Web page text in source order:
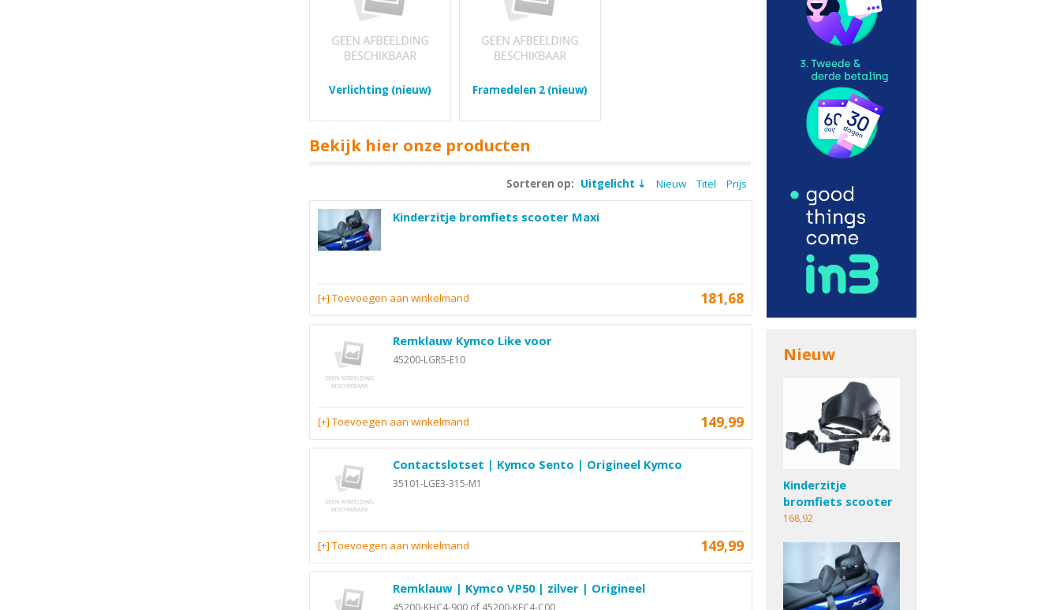
Verlichting (nieuw) Framedelen 2 (nieuw)
Bekijk hier onze producten
Sorteren op: Uitgelicht Nieuw Titel Prijs
Kinderzitje bromfiets scooter Maxi
181,68
[+] Toevoegen aan winkelmand
Remklauw Kymco Like voor
45200-LGR5-E10
149,99
[+] Toevoegen aan winkelmand
Contactslotset | Kymco Sento | Origineel Kymco
35101-LGE3-315-M1
149,99
[+] Toevoegen aan winkelmand
Remklauw | Kymco VP50 | zilver | Origineel
45200-KHC4-900 of 45200-KEC4-C00
Nieuw
Kinderzitje
bromfiets scooter
168,92